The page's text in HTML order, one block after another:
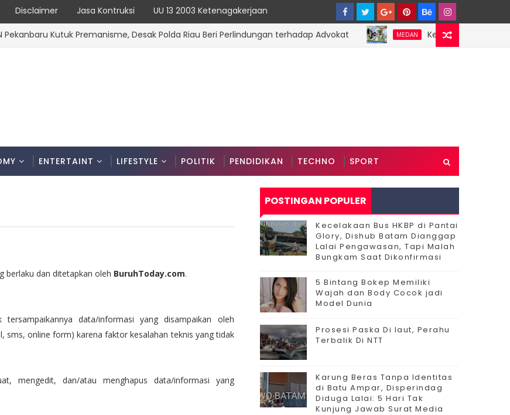
Disclaimer Jasa Kontruksi UU 13 2003 Ketenagakerjaan
Kutuk Premanisme, Desak Polda Riau Beri Perlindungan terhadap Advokat MEDAN Ketua IWO Apresiasi
ENTERTAINT LIFESTYLE POLITIK PENDIDIKAN TECHNO SPORT
berlaku dan ditetapkan oleh BuruhToday.com.
data/informasi yang disampaikan oleh
sms, online form) karena faktor kesalahan teknis yang tidak
mengedit, dan/atau menghapus data/informasi yang
POSTINGAN POPULER
Kecelakaan Bus HKBP di Pantai
Glory, Dishub Batam Dianggap
Lalai Pengawasan, Tapi Malah
Bungkam Saat Dikonfirmasi
5 Bintang Bokep Memiliki
Wajah dan Body Cocok jadi
Model Dunia
Prosesi Paska Di laut, Perahu
Terbalik Di NTT
Karung Beras Tanpa Identitas
di Batu Ampar, Disperindag
Diduga Lalai: 5 Hari Tak
Kunjung Jawab Surat Media